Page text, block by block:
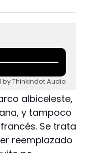
Thinkindot Audio
albiceleste,
y tampoco
Se trata
reemplazado